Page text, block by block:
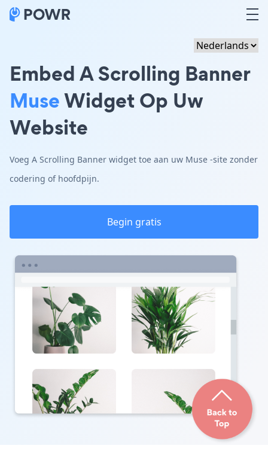
Embed A Scrolling Banner
MuseWidget Op Uw
Website
Voeg A Scrolling Banner widget toe aan uw Muse -site zonder
codering of hoofdpijn.
Begin gratis